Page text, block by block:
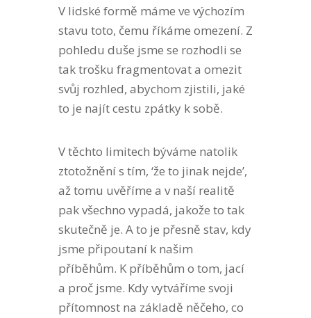
V lidské formě máme ve výchozím
stavu toto, čemu říkáme omezení. Z
pohledu duše jsme se rozhodli se
tak trošku fragmentovat a omezit
svůj rozhled, abychom zjistili, jaké
to je najít cestu zpátky k sobě.
V těchto limitech býváme natolik
ztotožnění s tím, ‘že to jinak nejde’,
až tomu uvěříme a v naší realitě
pak všechno vypadá, jakože to tak
skutečně je. A to je přesně stav, kdy
jsme připoutaní k našim
příběhům. K příběhům o tom, jací
a proč jsme. Kdy vytváříme svoji
přítomnost na základě něčeho, co